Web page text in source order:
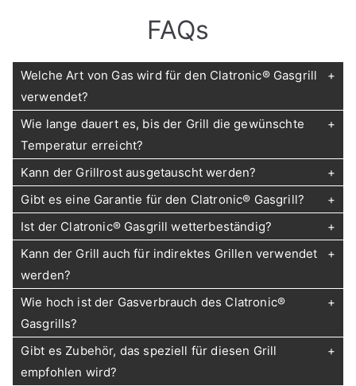
FAQs
Welche Art von Gas wird für den Clatronic® Gasgrill
verwendet?
Wie lange dauert es, bis der Grill die gewünschte
Temperatur erreicht?
Kann der Grillrost ausgetauscht werden?
Gibt es eine Garantie für den Clatronic® Gasgrill?
Ist der Clatronic® Gasgrill wetterbeständig?
Kann der Grill auch für indirektes Grillen verwendet
werden?
Wie hoch ist der Gasverbrauch des Clatronic®
Gasgrills?
Gibt es Zubehör, das speziell für diesen Grill
empfohlen wird?